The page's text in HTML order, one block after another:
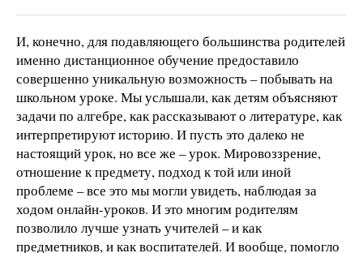
И, конечно, для подавляющего большинства родителей
именно дистанционное обучение предоставило
совершенно уникальную возможность – побывать на
школьном уроке. Мы услышали, как детям объясняют
задачи по алгебре, как рассказывают о литературе, как
интерпретируют историю. И пусть это далеко не
настоящий урок, но все же – урок. Мировоззрение,
отношение к предмету, подход к той или иной
проблеме – все это мы могли увидеть, наблюдая за
ходом онлайн-уроков. И это многим родителям
позволило лучше узнать учителей – и как
предметников, и как воспитателей. И вообще, помогло